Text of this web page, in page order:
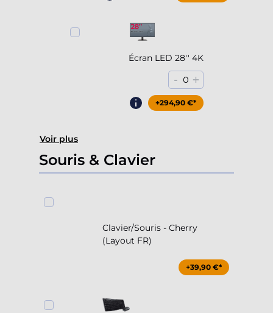
Écran LED 28'' 4K
- 0 +
+294,90 €*
Voir plus
Souris & Clavier
Clavier/Souris - Cherry
(Layout FR)
+39,90 €*